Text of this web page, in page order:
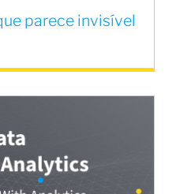
parece invisível